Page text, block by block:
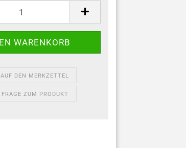
AUF DEN MERKZETTEL
FRAGE ZUM PRODUKT